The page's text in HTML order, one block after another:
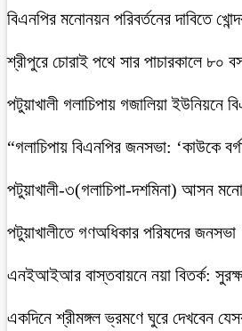
বিএনপির মনোনয়ন পরিবর্তনের দাবিতে
শ্রীপুরে চোরাই পথে সার পাচারকালে
‎পটুয়াখালী গলাচিপায় গজালিয়া ইউনিয়নে
“গলাচিপায় বিএনপির জনসভা: ‘কাউকে
পটুয়াখালী-৩(গলাচিপা-দশমিনা) আসন
পটুয়াখালীতে গণঅধিকার পরিষদের জনসভা
এনইআইআর বাস্তবায়নে নয়া বিতর্ক:
একদিনে শ্রীমঙ্গল ভ্রমণে ঘুরে দেখবেন